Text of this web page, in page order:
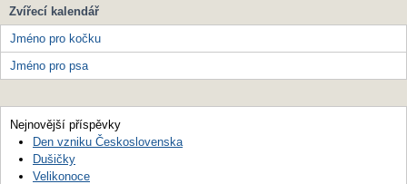
Zvířecí kalendář
Jméno pro kočku
Jméno pro psa
Nejnovější příspěvky
Den vzniku Československa
Dušičky
Velikonoce